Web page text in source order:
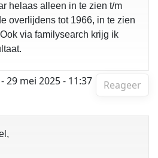
helaas alleen in te zien t/m
overlijdens tot 1966, in te zien
via familysearch krijg ik
Reageer
- 29 mei 2025 - 11:37